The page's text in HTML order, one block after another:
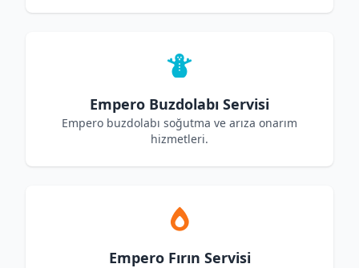
Empero Buzdolabı Servisi
Empero buzdolabı soğutma ve arıza onarım
hizmetleri.
Empero Fırın Servisi